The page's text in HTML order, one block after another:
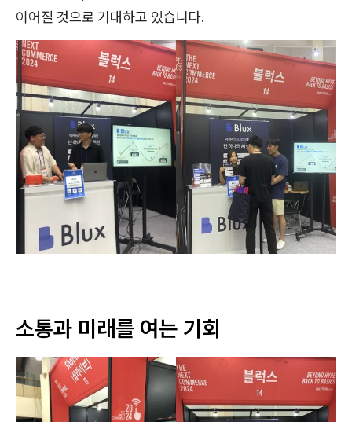
이어질 것으로 기대하고 있습니다.
소통과 미래를 여는 기회